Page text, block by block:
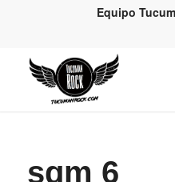
Equipo
sgm 6